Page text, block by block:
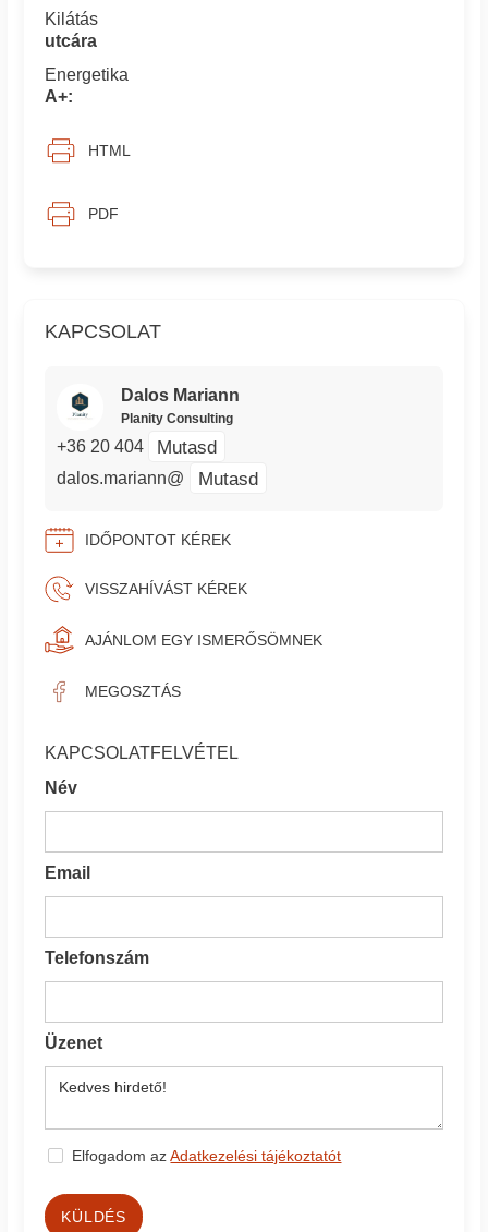
KAPCSOLAT
Dalos Mariann
Planity Consulting
+36 20 404 Mutasd
dalos.mariann@ Mutasd
IDŐPONTOT KÉREK
VISSZAHÍVÁST KÉREK
AJÁNLOM EGY ISMERŐSÖMNEK
MEGOSZTÁS
KAPCSOLATFELVÉTEL
Név
Email
Telefonszám
Üzenet
Elfogadom azAdatkezelési tájékoztatót
KÜLDÉS
Kilátás
utcára
Energetika
A+:
HTML
PDF